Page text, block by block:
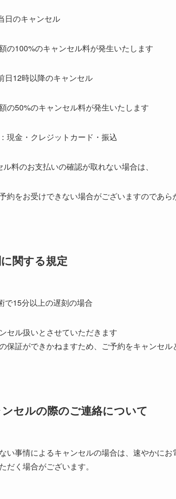
日のキャンセル
の100%のキャンセル料が発生いたします
日12時以降のキャンセル
の50%のキャンセル料が発生いたします
現金・クレジットカード・振込
料のお支払いの確認が取れない場合は、
約をお受けできない場合がございますのであら
関する規定
で15分以上の遅刻の場合
セル扱いとさせていただきます
保証ができかねますため、ご予約をキャンセル
セルの際のご連絡について
い事情によるキャンセルの場合は、速やかに
だく場合がございます。